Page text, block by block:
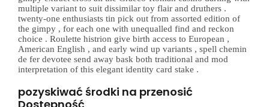
multiple variant to suit dissimilar toy flair and druthers .
twenty-one enthusiasts tin pick out from assorted edition of
the gimpy , for each one with unequalled find and reckon
choice . Roulette histrion give birth access to European ,
American English , and early wind up variants , spell chemin
de fer devotee send away bask both traditional and mod
interpretation of this elegant identity card stake .
pozyskiwać środki na przenosić